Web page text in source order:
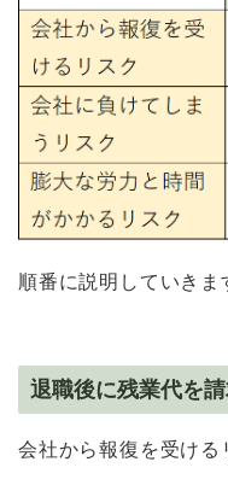
順番に説明していきま
退職後に残業代を
会社から報復を受ける